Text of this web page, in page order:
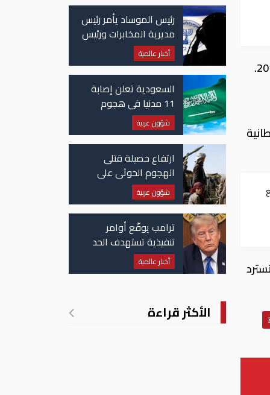
رئيس الموساد يأمر رئيس
مديرية المخابرات ورئيس
قسم إيران بالاستقالة
أخبار عالمية
السعودية تعلن إصابة
11 مدنيا في هجوم
حوثي على نجران
شؤون عربية
ارتفاع حصيلة قتلى
الهجوم الحوثي على
قتيلًا وعشرات الجرحى
شؤون عربية
ترامب يوقّع أوامر
تنفيذية تستهدف الحد
من منح الجنسية
الأمريكية بالولادة
أخبار عالمية
الأكثر قراءة